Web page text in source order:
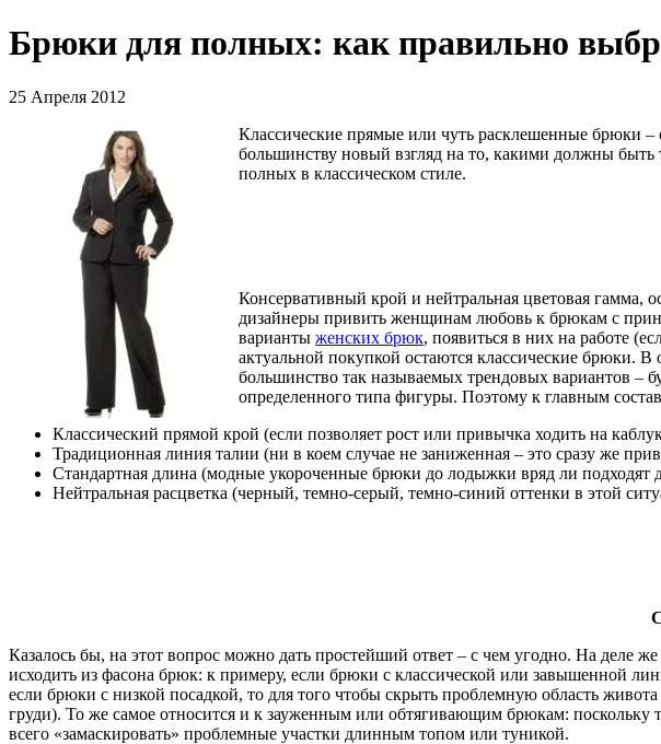
Брюки для полных: как правильно
25 Апреля 2012
Классические прямые или чуть расклешенные брюки
большинству новый взгляд на то, какими должны
полных в классическом стиле.
Консервативный крой и нейтральная цветовая гамма,
дизайнеры привить женщинам любовь к брюкам с
варианты женских брюк, появиться в них на работе
актуальной покупкой остаются классические брюки.
большинство так называемых трендовых вариантов –
определенного типа фигуры. Поэтому к главным
Классический прямой крой (если позволяет рост или привычка ходить на
Традиционная линия талии (ни в коем случае не заниженная – это сразу же
Стандартная длина (модные укороченные брюки до лодыжки вряд ли подходят
Нейтральная расцветка (черный, темно-серый, темно-синий оттенки в этой
Казалось бы, на этот вопрос можно дать простейший ответ – с чем угодно. На деле
исходить из фасона брюк: к примеру, если брюки с классической или завышенной
если брюки с низкой посадкой, то для того чтобы скрыть проблемную область
груди). То же самое относится и к зауженным или обтягивающим брюкам: поскольку
всего «замаскировать» проблемные участки длинным топом или туникой.